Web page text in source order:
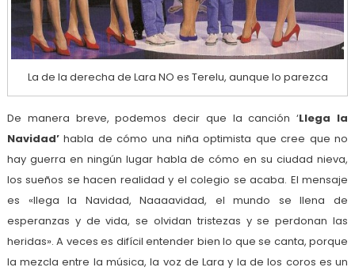
La de la derecha de Lara NO es Terelu, aunque lo parezca
De manera breve, podemos decir que la canción ‘Llega la
Navidad’habla de cómo una niña optimista que cree que no
hay guerra en ningún lugar habla de cómo en su ciudad nieva,
los sueños se hacen realidad y el colegio se acaba. El mensaje
es «llega la Navidad, Naaaavidad, el mundo se llena de
esperanzas y de vida, se olvidan tristezas y se perdonan las
heridas». A veces es difícil entender bien lo que se canta, porque
la mezcla entre la música, la voz de Lara y la de los coros es un